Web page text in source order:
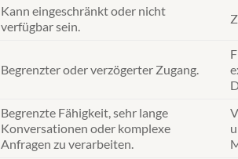
Kann eingeschränkt oder nicht
verfügbar sein.
Begrenzter oder verzögerter Zugang.
Begrenzte Fähigkeit, sehr lange
Konversationen oder komplexe
Anfragen zu verarbeiten.